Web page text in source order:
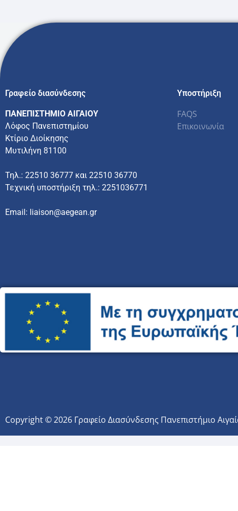
Γραφείο διασύνδεσης
ΠΑΝΕΠΙΣΤΗΜΙΟ ΑΙΓΑΙΟΥ
Λόφος Πανεπιστημίου
Κτίριο Διοίκησης
Μυτιλήνη 81100
Τηλ.: 22510 36777 και 22510 36770
Τεχνική υποστήριξη τηλ.: 2251036771
Email: liaison@aegean.gr
Υποστήριξη
FAQS
Επικοινωνία
Copyright © 2026 Γραφείο Διασύνδεσης Πανεπιστήμιο